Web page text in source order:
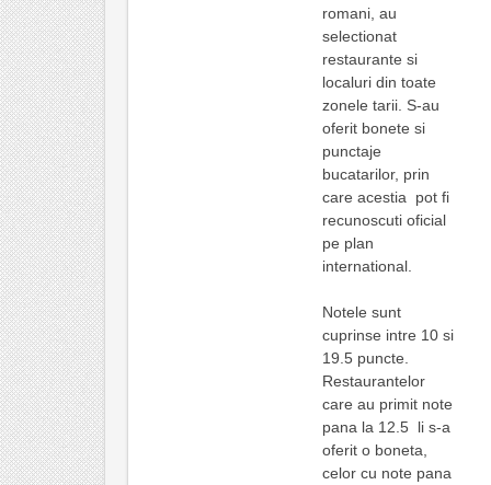
romani, au
selectionat
restaurante si
localuri din toate
zonele tarii. S-au
oferit bonete si
punctaje
bucatarilor, prin
care acestia pot fi
recunoscuti oficial
pe plan
international.
Notele sunt
cuprinse intre 10 si
19.5 puncte.
Restaurantelor
care au primit note
pana la 12.5 li s-a
oferit o boneta,
celor cu note pana